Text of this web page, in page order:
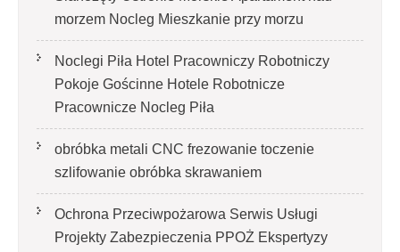
morzem Nocleg Mieszkanie przy morzu
Noclegi Piła Hotel Pracowniczy Robotniczy
Pokoje Gościnne Hotele Robotnicze
Pracownicze Nocleg Piła
obróbka metali CNC frezowanie toczenie
szlifowanie obróbka skrawaniem
Ochrona Przeciwpożarowa Serwis Usługi
Projekty Zabezpieczenia PPOŻ Ekspertyzy